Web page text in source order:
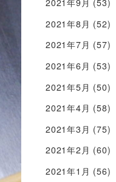
2021年9月 (53)
2021年8月 (52)
2021年7月 (57)
2021年6月 (53)
2021年5月 (50)
2021年4月 (58)
2021年3月 (75)
2021年2月 (60)
2021年1月 (56)